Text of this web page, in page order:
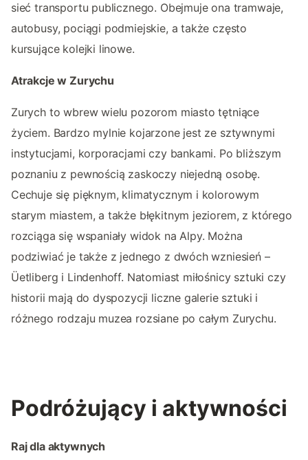
sieć transportu publicznego. Obejmuje ona tramwaje,
autobusy, pociągi podmiejskie, a także często
kursujące kolejki linowe.
Atrakcje w Zurychu
Zurych to wbrew wielu pozorom miasto tętniące
życiem. Bardzo mylnie kojarzone jest ze sztywnymi
instytucjami, korporacjami czy bankami. Po bliższym
poznaniu z pewnością zaskoczy niejedną osobę.
Cechuje się pięknym, klimatycznym i kolorowym
starym miastem, a także błękitnym jeziorem, z którego
rozciąga się wspaniały widok na Alpy. Można
podziwiać je także z jednego z dwóch wzniesień –
Üetliberg i Lindenhoff. Natomiast miłośnicy sztuki czy
historii mają do dyspozycji liczne galerie sztuki i
różnego rodzaju muzea rozsiane po całym Zurychu.
Podróżujący i aktywności
Raj dla aktywnych